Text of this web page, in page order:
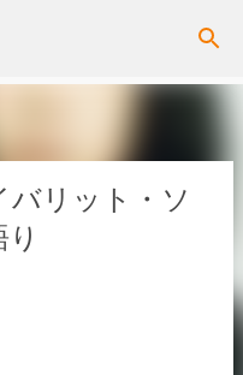
テンツに移動
バリット・ソ